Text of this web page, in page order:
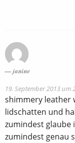
janine
19. September 2013 um
shimmery leather
lidschatten und
zumindest glaube
zumindest genau